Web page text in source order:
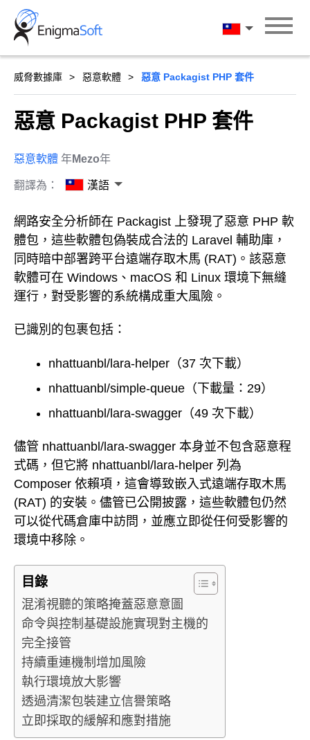
Skip
content
漢語
威脅數據庫 惡意軟體 惡意 Packagist PHP 套件
惡意 Packagist PHP 套件
惡意軟體 年Mezo年
翻譯為： 漢語
網路安全分析師在 Packagist 上發現了惡意 PHP 軟
體包，這些軟體包偽裝成合法的 Laravel 輔助庫，
同時暗中部署跨平台遠端存取木馬 (RAT)。該惡意
軟體可在 Windows、macOS 和 Linux 環境下無縫
運行，對受影響的系統構成重大風險。
已識別的包裹包括：
nhattuanbl/lara-helper（37 次下載）
nhattuanbl/simple-queue（下載量：29）
nhattuanbl/lara-swagger（49 次下載）
儘管 nhattuanbl/lara-swagger 本身並不包含惡意程
式碼，但它將 nhattuanbl/lara-helper 列為
Composer 依賴項，這會導致嵌入式遠端存取木馬
(RAT) 的安裝。儘管已公開披露，這些軟體包仍然
可以從代碼倉庫中訪問，並應立即從任何受影響的
環境中移除。
目錄
混淆視聽的策略掩蓋惡意意圖
命令與控制基礎設施實現對主機的
完全接管
持續重連機制增加風險
執行環境放大影響
透過清潔包裝建立信譽策略
立即採取的緩解和應對措施